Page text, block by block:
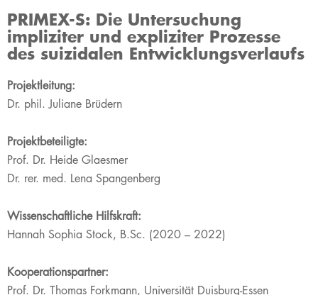
PRIMEX-S: Die Untersuchung
impliziter und expliziter Prozesse
des suizidalen Entwicklungsverlaufs
​​​Projektleitung:
Dr. phil. Juliane Brüdern
Projektbeteiligte:
Prof. Dr. Heide Glaesmer
Dr. rer. med. Lena Spangenberg
Wissenschaftliche Hilfskraft:
Hannah Sophia Stock, B.Sc. (2020 – ​ 2022)
Kooperationspartner:
Prof. Dr. Thomas Forkmann, Universität Duisburg-Essen